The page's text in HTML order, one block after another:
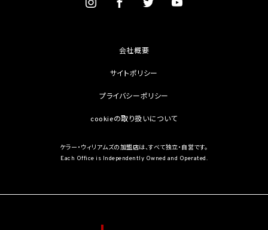
部が学術研究目的である場合を含み、個人の権利利益を不当に侵害するおそれがある
保護法第57条第1項各号に掲げる者その他個人情報保護委員会規則で定める者により
(4) 本人を目視し、又は撮影することにより、その外形上明らかな要配慮個人情報を取得
(5) 第三者から要配慮個人情報の提供を受ける場合であって、当該第三者による当該提
5.3 当社は、第三者から個人情報の提供を受けるに際しては、個人情報保護委員会規則
該個人情報の提供が第4.1項各号のいずれかに該当する場合又は第8.1項各号のいずれ
かに該当する場合を除きます。
会社概要
サイトポリシー
プライバシーポリシー
cookieの取り扱いについて
ケラー・ウィリアムズの加盟店は、すべて独立・自営です。
Each Office is Independently Owned and Operated.